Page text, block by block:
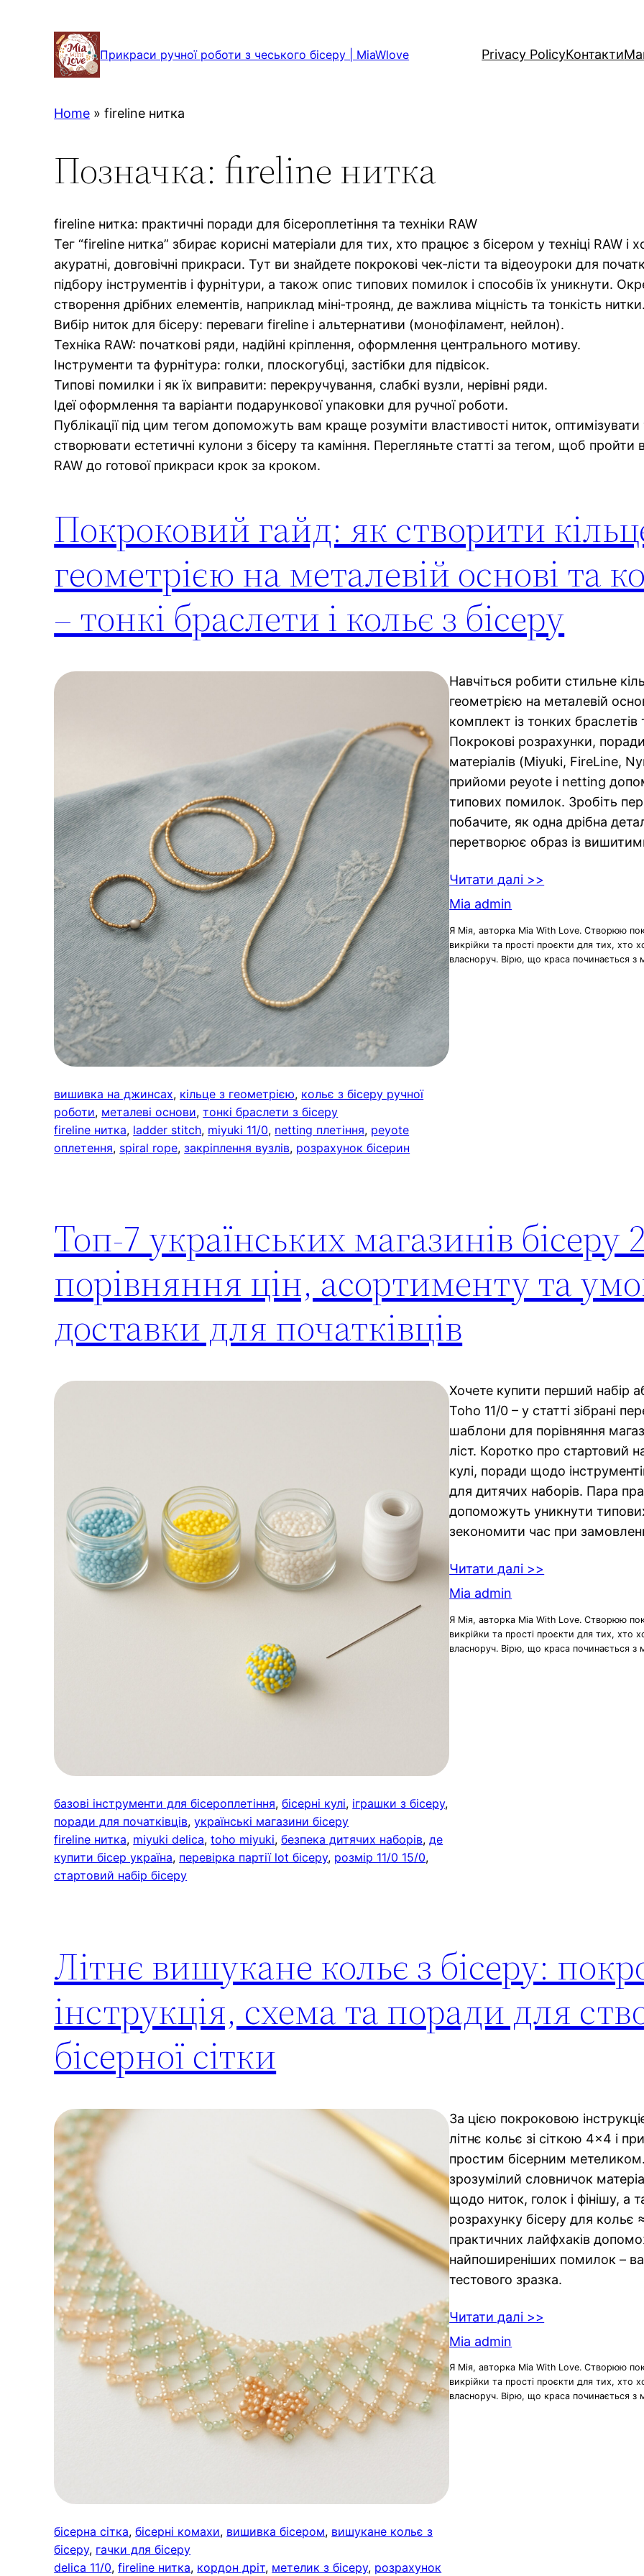
Прикраси ручної роботи з чеського бісеру | MiaWlove Privacy PolicyКонтакти
Home »fireline нитка
Позначка: fireline нитка
fireline нитка: практичні поради для бісероплетіння та техніки RAW
Тег “fireline нитка” збирає корисні матеріали для тих, хто працює з бісером у техніці RAW і
акуратні, довговічні прикраси. Тут ви знайдете покрокові чек‑лісти та відеоуроки для
підбору інструментів і фурнітури, а також опис типових помилок і способів їх уникнути.
створення дрібних елементів, наприклад міні‑троянд, де важлива міцність та тонкість нитки.
Вибір ниток для бісеру: переваги fireline і альтернативи (монофіламент, нейлон).
Техніка RAW: початкові ряди, надійні кріплення, оформлення центрального мотиву.
Інструменти та фурнітура: голки, плоскогубці, застібки для підвісок.
Типові помилки і як їх виправити: перекручування, слабкі вузли, нерівні ряди.
Ідеї оформлення та варіанти подарункової упаковки для ручної роботи.
Публікації під цим тегом допоможуть вам краще розуміти властивості ниток, оптимізувати
створювати естетичні кулони з бісеру та каміння. Перегляньте статті за тегом, щоб пройти
RAW до готової прикраси крок за кроком.
Покроковий гайд: як створити
геометрією на металевій основі та
– тонкі браслети і кольє з бісеру
вишивка на джинсах, кільце з геометрією, кольє з бісеру ручної
роботи, металеві основи, тонкі браслети з бісеру
fireline нитка, ladder stitch, miyuki 11/0, netting плетіння, peyote
оплетення, spiral rope, закріплення вузлів, розрахунок бісерин
Навчіться робити стильне
геометрією на металевій
комплект із тонких браслетів
Покрокові розрахунки,
матеріалів (Miyuki, FireLine,
прийоми peyote і netting
типових помилок. Зробіть
побачите, як одна дрібна
перетворює образ із
Читати далі >>
Mia admin
Я Мія, авторка Mia With Love. Створюю
викрійки та прості проєкти для тих, хто
власноруч. Вірю, що краса починається з
Топ-7 українських магазинів бісеру
порівняння цін, асортименту та
доставки для початківців
базові інструменти для бісероплетіння, бісерні кулі, іграшки з бісеру
поради для початківців, українські магазини бісеру
fireline нитка, miyuki delica, toho miyuki, безпека дитячих наборів, де
купити бісер україна, перевірка партії lot бісеру, розмір 11/0 15/0
стартовий набір бісеру
Хочете купити перший набір
Toho 11/0 – у статті зібрані
шаблони для порівняння
ліст. Коротко про стартовий
кулі, поради щодо
для дитячих наборів. Пара
допоможуть уникнути
зекономити час при
Читати далі >>
Mia admin
Я Мія, авторка Mia With Love. Створюю
викрійки та прості проєкти для тих, хто
власноруч. Вірю, що краса починається з
Літнє вишукане кольє з бісеру:
інструкція, схема та поради для
бісерної сітки
бісерна сітка, бісерні комахи, вишивка бісером, вишукане кольє з
бісеру, гачки для бісеру
delica 11/0, fireline нитка, кордон дріт, метелик з бісеру, розрахунок
За цією покроковою
літнє кольє зі сіткою 4×4 і
простим бісерним
зрозумілий словничок
щодо ниток, голок і фінішу, а
розрахунку бісеру для кольє
практичних лайфхаків
найпоширеніших помилок –
тестового зразка.
Читати далі >>
Mia admin
Я Мія, авторка Mia With Love. Створюю
викрійки та прості проєкти для тих, хто
власноруч. Вірю, що краса починається з